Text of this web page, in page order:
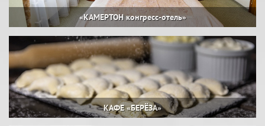
«КАМЕРТОН конгресс-отель»
КАФЕ «БЕРЁЗА»